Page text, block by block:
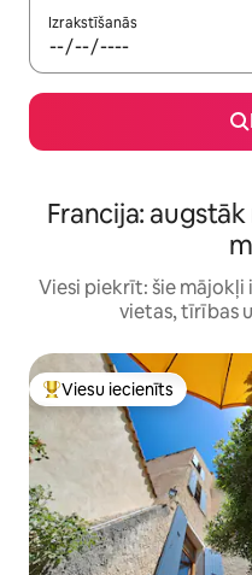
Izrakstīšanās
Francija:
Viesi piekrīt: šie
vietas, tīrības
Populārs viesu iecienīts
Viesu iecienīts